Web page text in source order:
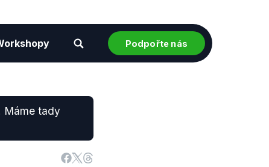
Podpořte nás
Máme tady